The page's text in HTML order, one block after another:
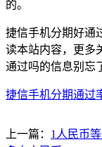
的。
捷信手机分期好通
读本站内容，更多
通过吗的信息别忘
捷信手机分期通过
上一篇： 1人民币